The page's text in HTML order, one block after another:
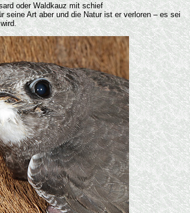
oder Waldkauz mit schief
seine Art aber und die Natur ist er verloren – es sei